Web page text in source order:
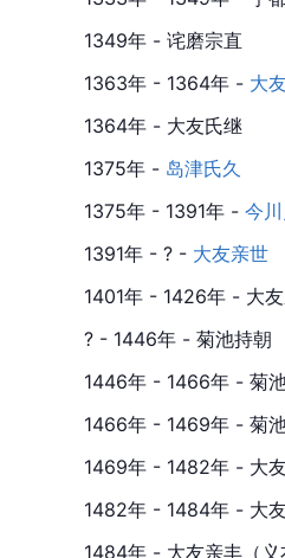
1349年 - 诧磨宗直
1363年 - 1364年 - 大
1364年 - 大友氏继
1375年 - 岛津氏久
1375年 - 1391年 - 今
1391年 - ? - 大友亲世
1401年 - 1426年 - 大
? - 1446年 - 菊池持朝
1446年 - 1466年 - 菊
1466年 - 1469年 - 菊
1469年 - 1482年 - 大
1482年 - 1484年 - 大
1484年 - 大友亲丰（义